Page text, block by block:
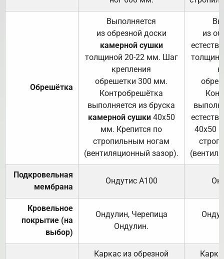
Обрешётка
Выполняется
из обрезной доски
камерной сушки
толщиной 20-22 мм. Шаг
крепления
обрешетки 300 мм.
Контробрешётка
выполняется из бруска
камерной сушки40х50
мм. Крепится по
стропильным ногам
(вентиляционный зазор).
из
40х50
Подкровельная
мембрана
Ондутис А100
Кровельное
покрытие (на
выбор)
Ондулин, Черепица
Ондулин.
Каркас из обрезной